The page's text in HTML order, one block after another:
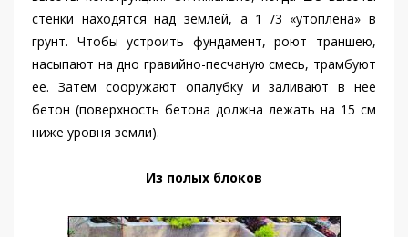
стенки находятся над землей, а 1 /3 «утоплена» в
грунт. Чтобы устроить фундамент, роют траншею,
насыпают на дно гравийно-песчаную смесь, трамбуют
ее. Затем сооружают опалубку и заливают в нее
бетон (поверхность бетона должна лежать на 15 см
ниже уровня земли).
Из полых блоков